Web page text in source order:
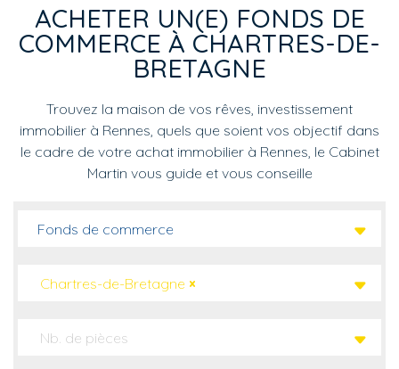
ACHETER UN(E) FONDS DE
COMMERCE À CHARTRES-DE-
BRETAGNE
Trouvez la maison de vos rêves, investissement
immobilier à Rennes, quels que soient vos objectif dans
le cadre de votre achat immobilier à Rennes, le Cabinet
Martin vous guide et vous conseille
Fonds de commerce
×
Chartres-de-Bretagne
Nb. de pièces